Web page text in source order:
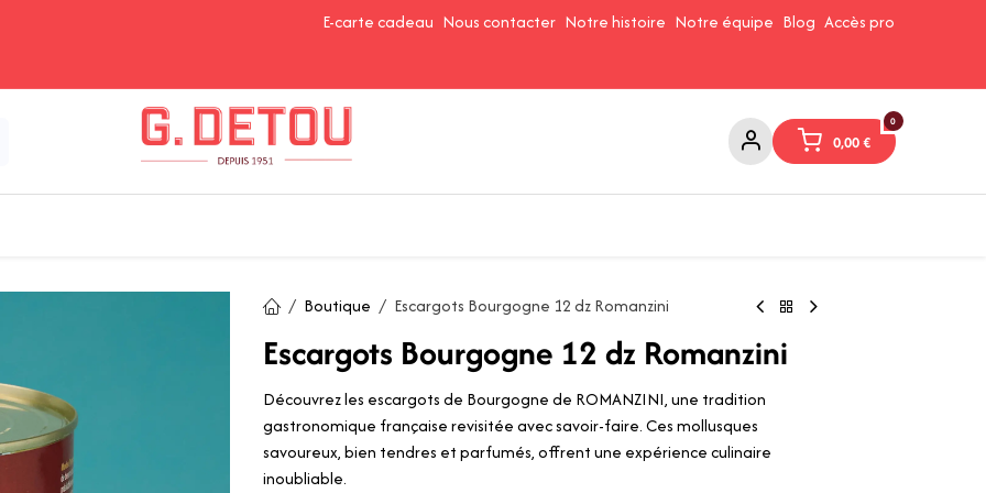
E-carte cadeau Nous contacter Notre histoire Notre équipe Blog Accès pro
0
0,00€
Boutique Escargots Bourgogne 12 dz Romanzini
Escargots Bourgogne 12 dz Romanzini
Découvrez les escargots de Bourgogne de ROMANZINI, une tradition
gastronomique française revisitée avec savoir-faire. Ces mollusques
savoureux, bien tendres et parfumés, offrent une expérience culinaire
inoubliable.